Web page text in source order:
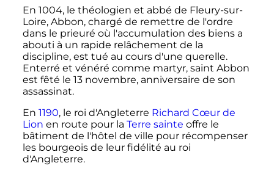
En 1004, le théologien et abbé de Fleury-sur-
Loire, Abbon, chargé de remettre de l'ordre
dans le prieuré où l'accumulation des biens a
abouti à un rapide relâchement de la
discipline, est tué au cours d'une querelle.
Enterré et vénéré comme martyr, saint Abbon
est fêté le 13 novembre, anniversaire de son
assassinat.
En 1190, le roi d'Angleterre Richard Cœur de
Lion en route pour la Terre sainte offre le
bâtiment de l'hôtel de ville pour récompenser
les bourgeois de leur fidélité au roi
d'Angleterre.